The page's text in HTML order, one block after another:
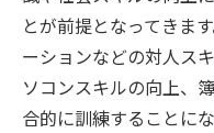
とが前提となってきま
ーションなどの対人ス
ソコンスキルの向上、
合的に訓練することに